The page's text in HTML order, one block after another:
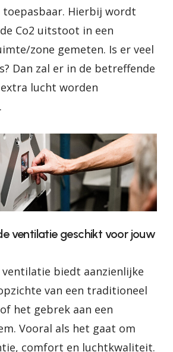
toepasbaar. Hierbij wordt
Co2 uitstoot in een
zone gemeten. Is er veel
Dan zal er in de betreffende
lucht worden
ventilatie geschikt voor jouw
ventilatie biedt aanzienlijke
van een traditioneel
het gebrek aan een
Vooral als het gaat om
comfort en luchtkwaliteit.